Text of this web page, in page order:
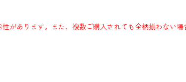
があります。また、複数ご購入されても全柄揃わない場